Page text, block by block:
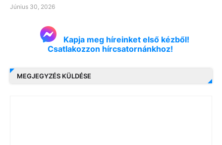
Június 30, 2026
Kapja meg híreinket első kézből!
Csatlakozzon hírcsatornánkhoz!
MEGJEGYZÉS KÜLDÉSE